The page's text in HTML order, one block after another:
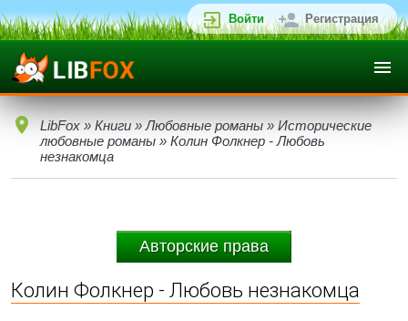
Войти Регистрация
LibFox » Книги » Любовные романы » Исторические
любовные романы » Колин Фолкнер - Любовь
незнакомца
Авторские права
Колин Фолкнер - Любовь незнакомца